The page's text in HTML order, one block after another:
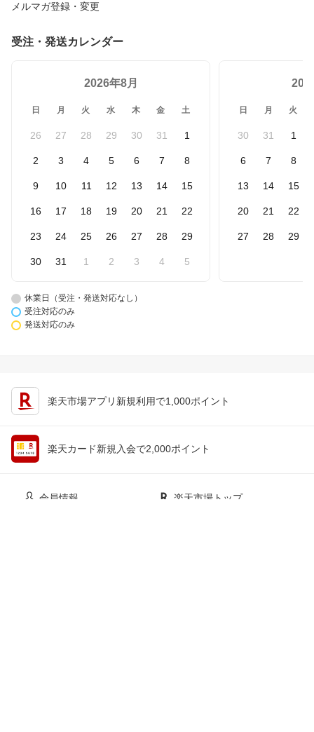
メルマガ登録・変更
受注・発送カレンダー
2026年8月
日 月 火 水 木 金 土
26 27 28 29 30 31 1
2 3 4 5 6 7 8
9 10 11 12 13 14 15
16 17 18 19 20 21 22
23 24 25 26 27 28 29
30 31 1 2 3 4 5
日 月 火
30 31 1
6 7 8
13 14 15
20 21 22
27 28 29
休業日（受注・発送対応なし）
受注対応のみ
発送対応のみ
楽天市場アプリ新規利用で1,000ポイント
楽天カード新規入会で2,000ポイント
会員情報 楽天市場トップ